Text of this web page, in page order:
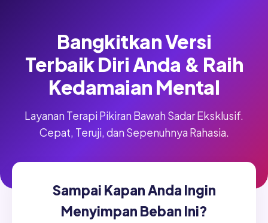
Bangkitkan Versi
Terbaik Diri Anda & Raih
Kedamaian Mental
Layanan Terapi Pikiran Bawah Sadar Eksklusif.
Cepat, Teruji, dan Sepenuhnya Rahasia.
Sampai Kapan Anda Ingin
Menyimpan Beban Ini?